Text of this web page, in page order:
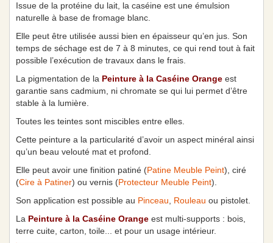
Issue de la protéine du lait, la caséine est une émulsion
naturelle à base de fromage blanc.
Elle peut être utilisée aussi bien en épaisseur qu’en jus. Son
temps de séchage est de 7 à 8 minutes, ce qui rend tout à fait
possible l’exécution de travaux dans le frais.
La pigmentation de la Peinture à la Caséine Orange est
garantie sans cadmium, ni chromate se qui lui permet d’être
stable à la lumière.
Toutes les teintes sont miscibles entre elles.
Cette peinture a la particularité d’avoir un aspect minéral ainsi
qu’un beau velouté mat et profond.
Elle peut avoir une finition patiné (Patine Meuble Peint), ciré
(Cire à Patiner) ou vernis (Protecteur Meuble Peint).
Son application est possible au Pinceau Rouleau ou pistolet.
La Peinture à la Caséine Orange est multi-supports : bois,
terre cuite, carton, toile... et pour un usage intérieur.